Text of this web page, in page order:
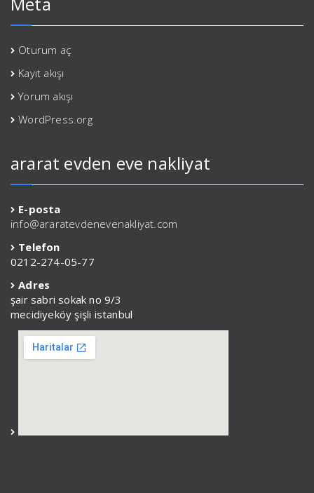
Oturum aç
Kayıt akışı
Yorum akışı
WordPress.org
ararat evden eve nakliyat
E-posta
info@araratevdenevenakliyat.com
Telefon
0212-274-05-77
Adres
şair sabri sokak no 9/3
mecidiyeköy şişli istanbul